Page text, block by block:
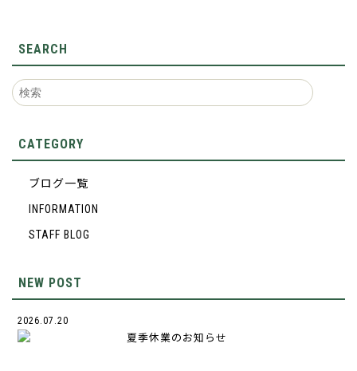
SEARCH
CATEGORY
ブログ一覧
INFORMATION
STAFF BLOG
NEW POST
2026.07.20
夏季休業のお知らせ